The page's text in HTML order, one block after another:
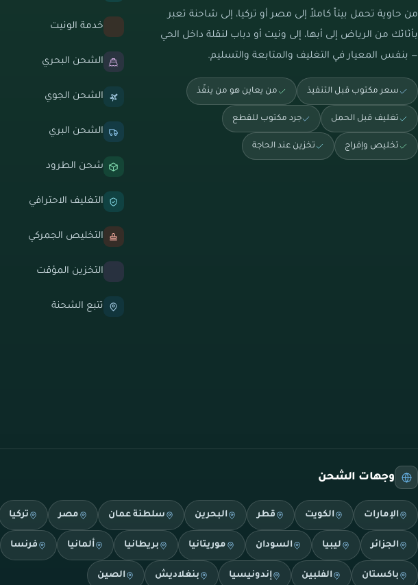
من حاوية تحمل بيتاً كاملاً إلى مصر أو تركيا، إلى شاحنة تعبر
بأثاثك من الرياض إلى أبها، إلى ونيت أو دباب لنقلة داخل الحي
— بنفس المعيار في التغليف والمتابعة والتسليم.
سعر مكتوب قبل التنفيذ من يعاين هو من ينفّذ
تغليف قبل الحمل جرد مكتوب للقطع
تخليص وإفراج تخزين عند الحاجة
خدمة الونيت
الشحن البحري
الشحن الجوي
الشحن البري
شحن الطرود
التغليف الاحترافي
التخليص الجمركي
التخزين المؤقت
تتبع الشحنة
وجهات الشحن
الإمارات الكويت قطر البحرين سلطنة عمان مصر تركيا
الجزائر ليبيا السودان موريتانيا بريطانيا ألمانيا فرنسا
باكستان الفلبين إندونيسيا بنغلاديش الصين